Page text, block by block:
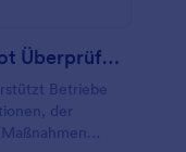
Inspektionsformular Für Dot Überprüfung
Betriebe
der